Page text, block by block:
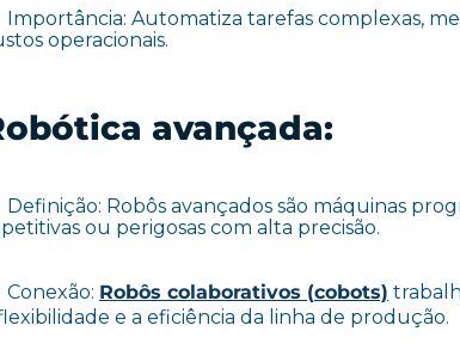
Importância: Automatiza tarefas complexas,
operacionais.
avançada:
Definição: Robôs avançados são máquinas
ou perigosas com alta precisão.
Conexão: Robôs colaborativos (cobots)
e a eficiência da linha de produção.